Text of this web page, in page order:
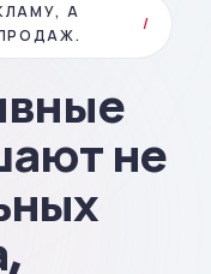
А
/
не